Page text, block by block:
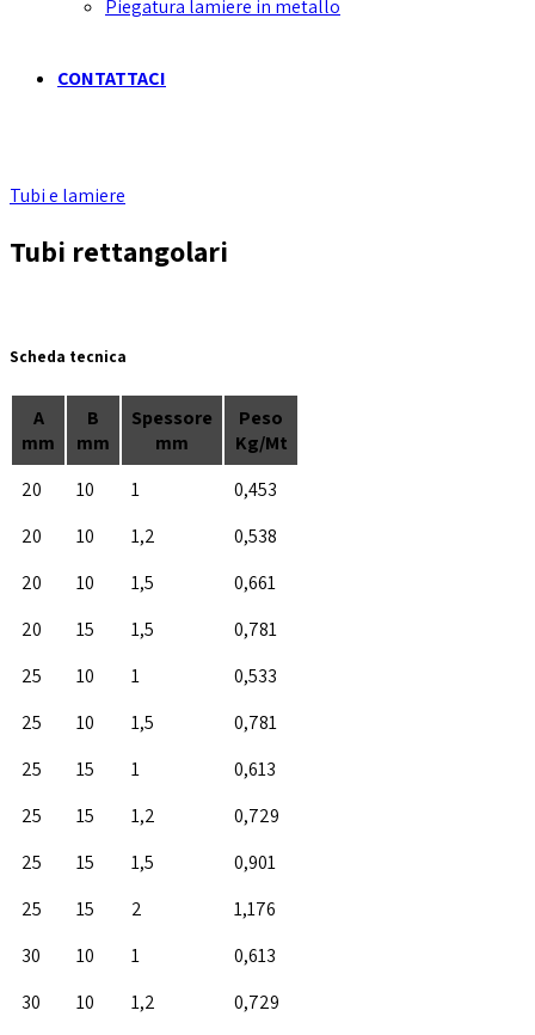
Piegatura lamiere in metallo
CONTATTACI
Tubi e lamiere
Tubi rettangolari
Scheda tecnica
A
mm
B
mm
Spessore
mm
Peso
Kg/Mt
20
10 1
0,453
20
10 1,2
0,538
20
10 1,5
0,661
20
15 1,5
0,781
25
10 1
0,533
25
10 1,5
0,781
25
15 1
0,613
25
15 1,2
0,729
25
15 1,5
0,901
25
15 2
1,176
30
10 1
0,613
30
10 1,2
0,729